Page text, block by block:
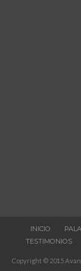
INICIO
TESTIMONIOS
Copyright © 2015